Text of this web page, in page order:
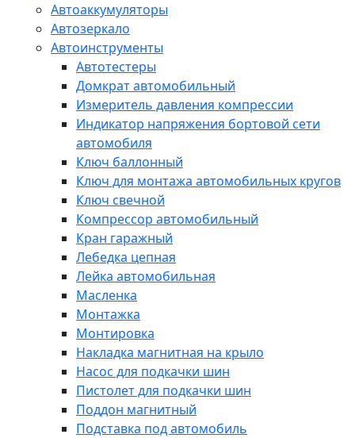
Автоаккумуляторы
Автозеркало
Автоинструменты
Автотестеры
Домкрат автомобильный
Измеритель давления компрессии
Индикатор напряжения бортовой сети
автомобиля
Ключ баллонный
Ключ для монтажа автомобильных кругов
Ключ свечной
Компрессор автомобильный
Кран гаражный
Лебедка цепная
Лейка автомобильная
Масленка
Монтажка
Монтировка
Накладка магнитная на крыло
Насос для подкачки шин
Пистолет для подкачки шин
Поддон магнитный
Подставка под автомобиль